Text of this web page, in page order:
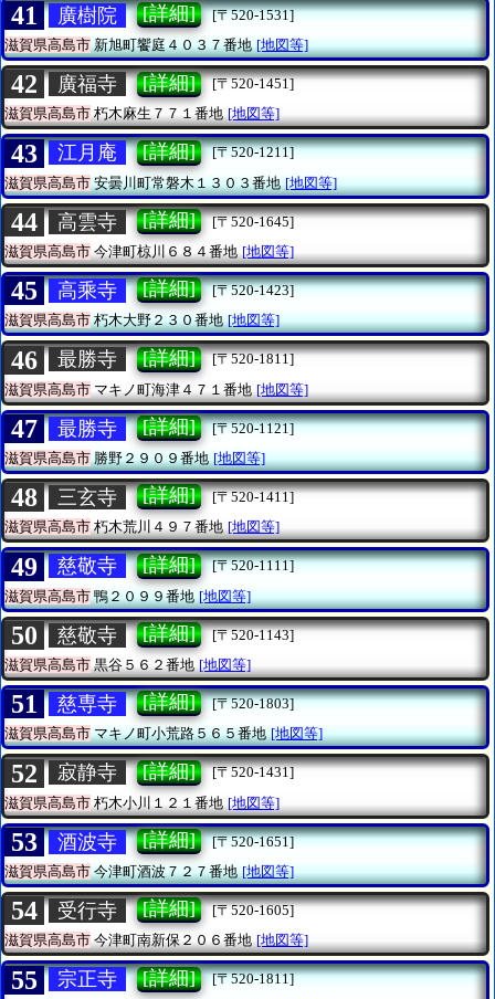
41 廣樹院 [詳細]
[〒520-1531]
滋賀県高島市新旭町饗庭４０３７番地 [地図等]
42 廣福寺 [詳細]
[〒520-1451]
滋賀県高島市朽木麻生７７１番地 [地図等]
43 江月庵 [詳細]
[〒520-1211]
滋賀県高島市安曇川町常磐木１３０３番地 [地図等]
44 高雲寺 [詳細]
[〒520-1645]
滋賀県高島市今津町椋川６８４番地 [地図等]
45 高乘寺 [詳細]
[〒520-1423]
滋賀県高島市朽木大野２３０番地 [地図等]
46 最勝寺 [詳細]
[〒520-1811]
滋賀県高島市 マキノ町海津４７１番地 [地図等]
47 最勝寺 [詳細]
[〒520-1121]
滋賀県高島市勝野２９０９番地 [地図等]
48 三玄寺 [詳細]
[〒520-1411]
滋賀県高島市朽木荒川４９７番地 [地図等]
49 慈敬寺 [詳細]
[〒520-1111]
滋賀県高島市鴨２０９９番地 [地図等]
50 慈敬寺 [詳細]
[〒520-1143]
滋賀県高島市黒谷５６２番地 [地図等]
51 慈専寺 [詳細]
[〒520-1803]
滋賀県高島市マキノ町小荒路５６５番地 [地図等]
52 寂静寺 [詳細]
[〒520-1431]
滋賀県高島市 朽木小川１２１番地 [地図等]
53 酒波寺 [詳細]
[〒520-1651]
滋賀県高島市今津町酒波７２７番地 [地図等]
54 受行寺 [詳細]
[〒520-1605]
滋賀県高島市今津町南新保２０６番地 [地図等]
55 宗正寺 [詳細]
[〒520-1811]